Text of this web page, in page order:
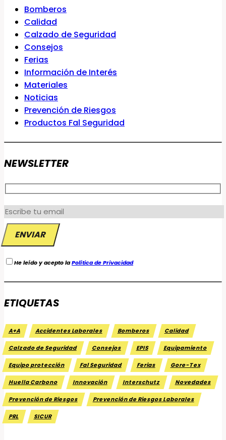
Bomberos
Calidad
Calzado de Seguridad
Consejos
Ferias
Información de Interés
Materiales
Noticias
Prevención de Riesgos
Productos Fal Seguridad
NEWSLETTER
He leído y acepto laPolítica de Privacidad
ETIQUETAS
A+A Accidentes Laborales Bomberos Calidad
Calzado de Seguridad Consejos EPIS Equipamiento
Equipo protección Fal Seguridad Ferias Gore-Tex
Huella Carbono Innovación Interschutz Novedades
Prevención de Riesgos Prevención de Riesgos Laborales
PRL SICUR